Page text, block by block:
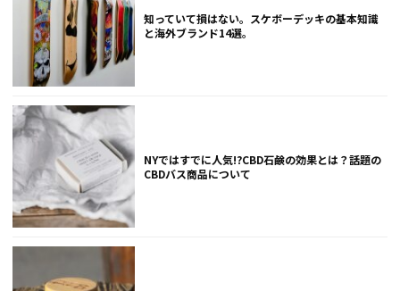
知っていて損はない。スケボーデッキの基本知識
と海外ブランド14選。
NYではすでに人気!?CBD石鹸の効果とは？話題の
CBDバス商品について